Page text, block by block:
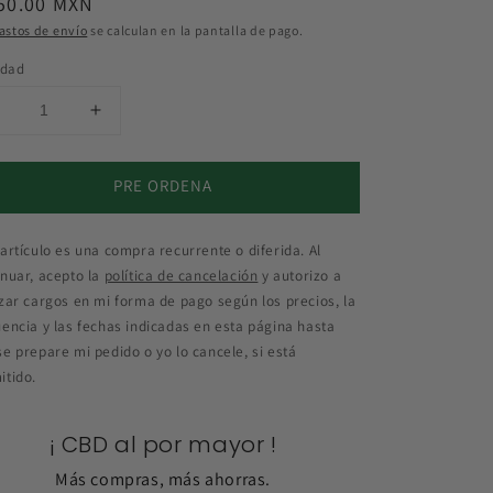
de envío se calculan en la pantalla de pago.
Reducir
Aumentar
para
CBD
&quot;Pets&quot;
mg
20
ml
PRE ORDENA
es una compra recurrente o diferida. Al
acepto la política de cancelación y autorizo a
cargos en mi forma de pago según los precios, la
y las fechas indicadas en esta página hasta
prepare mi pedido o yo lo cancele, si está
¡ CBD al por mayor !
Más compras, más ahorras.